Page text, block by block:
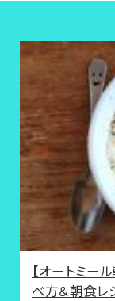
【オートミー
べ方＆朝食レ